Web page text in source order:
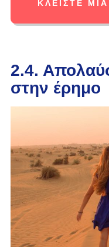
ΚΛΕΊΣΤΕ
2.4.
στην έρημο